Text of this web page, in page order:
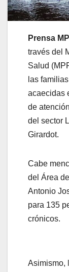
Prensa
través del
Salud
las
acaecidas
de
del sector
Girardot.
Cabe
del Área
Antonio
para 135
crónicos.
Asimismo,